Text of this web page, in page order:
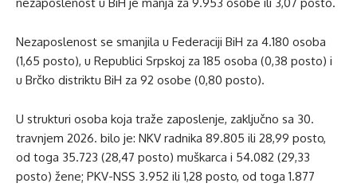
Nezaposlenost se smanjila u Federaciji BiH za 4.180 osoba
(1,65 posto), u Republici Srpskoj za 185 osoba (0,38 posto) i
u Brčko distriktu BiH za 92 osobe (0,80 posto).
U strukturi osoba koja traže zaposlenje, zaključno sa 30.
travnjem 2026. bilo je: NKV radnika 89.805 ili 28,99 posto,
od toga 35.723 (28,47 posto) muškarca i 54.082 (29,33
posto) žene; PKV-NSS 3.952 ili 1,28 posto, od toga 1.877